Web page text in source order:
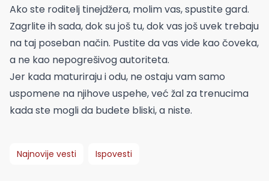
Ako ste roditelj tinejdžera, molim vas, spustite gard.
Zagrlite ih sada, dok su još tu, dok vas još uvek trebaju
na taj poseban način. Pustite da vas vide kao čoveka,
a ne kao nepogrešivog autoriteta.
Jer kada maturiraju i odu, ne ostaju vam samo
uspomene na njihove uspehe, već žal za trenucima
kada ste mogli da budete bliski, a niste.
Najnovije vesti Ispovesti